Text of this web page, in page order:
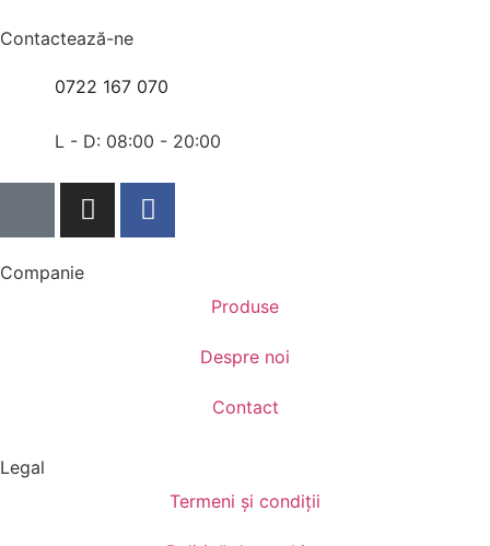
Contactează-ne
0722 167 070
L - D: 08:00 - 20:00
Companie
Produse
Despre noi
Contact
Legal
Termeni și condiții